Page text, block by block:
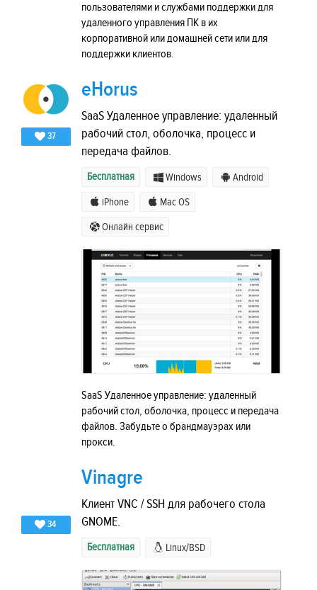
пользователями и службами поддержки для
удаленного управления ПК в их
корпоративной или домашней сети или для
поддержки клиентов.
37
eHorus
SaaS Удаленное управление: удаленный
рабочий стол, оболочка, процесс и
передача файлов.
Бесплатная Windows Android
iPhone Mac OS
Онлайн сервис
SaaS Удаленное управление: удаленный
рабочий стол, оболочка, процесс и передача
файлов. Забудьте о брандмауэрах или
прокси.
34
Vinagre
Клиент VNC / SSH для рабочего стола
GNOME.
Бесплатная Linux/BSD